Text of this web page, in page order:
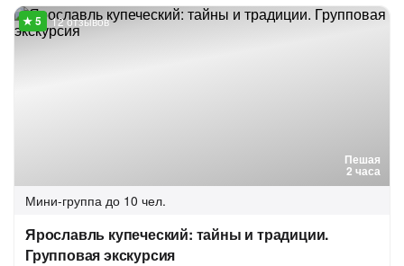
Пешая
2 часа
12 отзывов
Мини-группа до 10 чел.
Ярославль купеческий: тайны и традиции.
Групповая экскурсия